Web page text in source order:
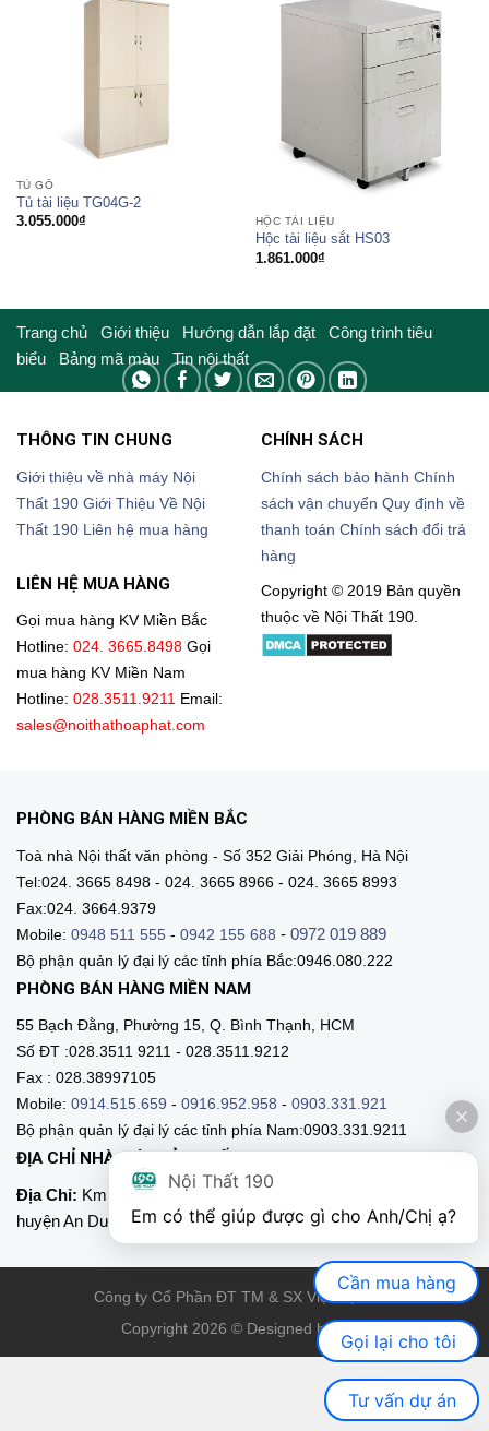
TỦ GỖ
Tủ tài liệu TG04G-2
3.055.000₫ HỘC TÀI LIỆU
Hộc tài liệu sắt HS03
1.861.000₫
Trang chủ Giới thiệu Hướng dẫn lắp đặt Công trình tiêu
biểu
Bảng mã màu Tin nội thất
THÔNG TIN CHUNG
Giới thiệu về nhà máy Nội
Thất 190 Giới Thiệu Về Nội
Thất 190
Liên hệ mua hàng
CHÍNH SÁCH
Chính sách bảo hành Chính
sách vận chuyển Quy định về
thanh toán Chính sách đổi trả
hàng
LIÊN HỆ MUA HÀNG
Gọi mua hàng KV Miền Bắc
Hotline: 024. 3665.8498 Gọi
mua hàng KV Miền Nam
Hotline: 028.3511.9211 Email:
sales@noithathoaphat.com
Copyright © 2019 Bản quyền
thuộc về Nội Thất 190.
PHÒNG BÁN HÀNG MIỀN BẮC
Toà nhà Nội thất văn phòng - Số 352 Giải Phóng, Hà Nội
Tel:024. 3665 8498 - 024. 3665 8966 - 024. 3665 8993
Fax:024. 3664.9379
Mobile: 0948 511 555 - 0942 155 688 - 0972 019 889
Bộ phận quản lý đại lý các tỉnh phía Bắc:0946.080.222
PHÒNG BÁN HÀNG MIỀN NAM
55 Bạch Đằng, Phường 15, Q. Bình Thạnh, HCM
Số ĐT :028.3511 9211 - 028.3511.9212
Fax : 028.38997105
Mobile: 0914.515.659 - 0916.952.958 - 0903.331.921
Bộ phận quản lý đại lý các tỉnh phía Nam:0903.331.9211
ĐỊA CHỈ NHÀ MÁY SẢN XUẤT
Địa Chỉ: Km 89, Quốc lộ 5 , Thôn Mỹ Tranh, xã Nam Sơn,
huyện An Dương, Hải Phòng
Công ty Cổ Phần ĐT TM & SX Việt Nội Thất
Copyright 2026 © Designed by VNT
Nội Thất 190
Cần mua hàng
Gọi lại cho tôi
Tư vấn dự án